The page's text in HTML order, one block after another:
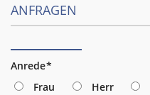
ANFRAGEN
Anrede*
Frau
Herr